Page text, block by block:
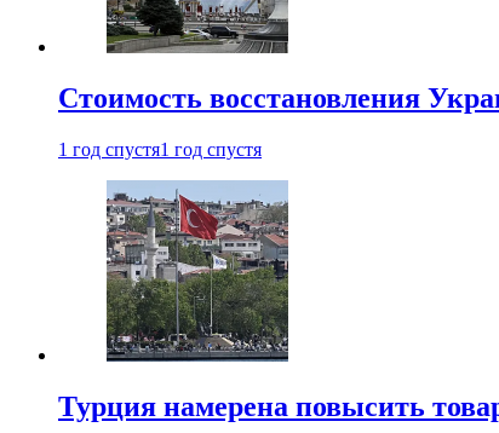
Стоимость восстановления
1 год спустя1 год спустя
Турция намерена повысить